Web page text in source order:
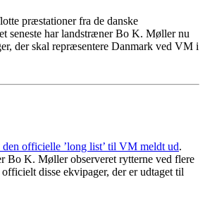
præstationer fra de danske
seneste har landstræner Bo K. Møller nu
der skal repræsentere Danmark ved VM i
officielle ’long list’ til VM meldt ud.
Bo K. Møller observeret rytterne ved flere
disse ekvipager, der er udtaget til